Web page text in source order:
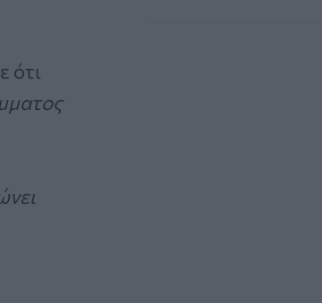
ότι